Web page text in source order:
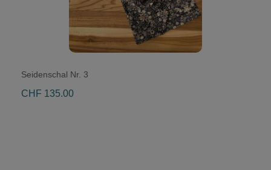
Seidenschal Nr. 3
CHF 135.00